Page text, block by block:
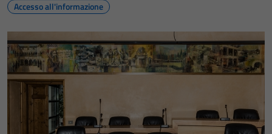
Accesso all'informazione